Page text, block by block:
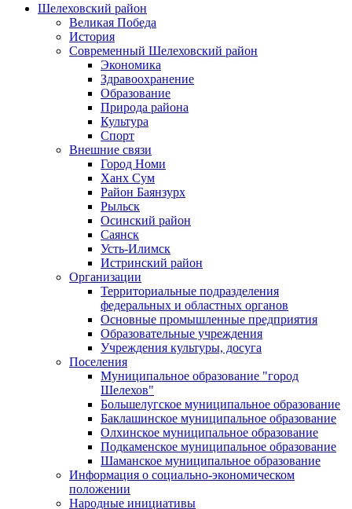
Шелеховский район
Великая Победа
История
Современный Шелеховский район
Экономика
Здравоохранение
Образование
Природа района
Культура
Спорт
Внешние связи
Город Номи
Ханх Сум
Район Баянзурх
Рыльск
Осинский район
Саянск
Усть-Илимск
Истринский район
Организации
Территориальные подразделения
федеральных и областных органов
Основные промышленные предприятия
Образовательные учреждения
Учреждения культуры, досуга
Поселения
Муниципальное образование "город
Шелехов"
Большелугское муниципальное образование
Баклашинское муниципальное образование
Олхинское муниципальное образование
Подкаменское муниципальное образование
Шаманское муниципальное образование
Информация о социально-экономическом
положении
Народные инициативы